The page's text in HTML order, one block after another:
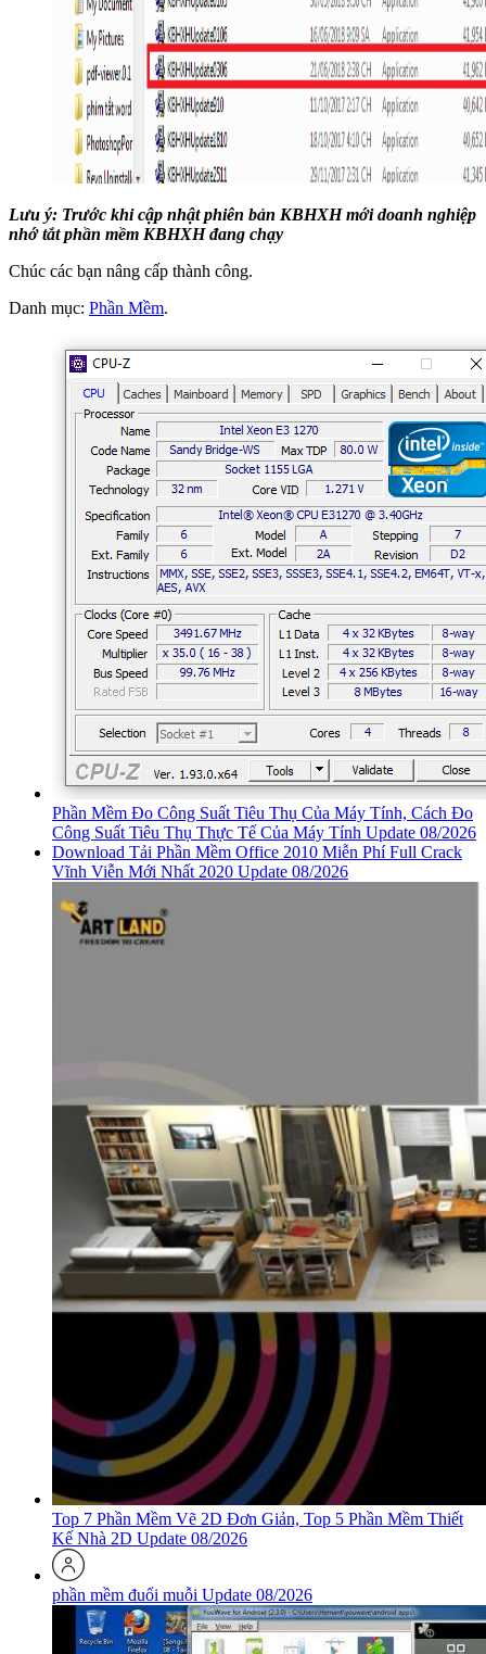
Lưu ý: Trước khi cập nhật phiên bản KBHXH mới doanh nghiệp
nhớ tắt phần mềm KBHXH đang chạy
Chúc các bạn nâng cấp thành công.
Danh mục: Phần Mềm.
Phần Mềm Đo Công Suất Tiêu Thụ Của Máy Tính, Cách Đo
Công Suất Tiêu Thụ Thực Tế Của Máy Tính Update 08/2026
Download Tải Phần Mềm Office 2010 Miễn Phí Full Crack
Vĩnh Viễn Mới Nhất 2020 Update 08/2026
Top 7 Phần Mềm Vẽ 2D Đơn Giản, Top 5 Phần Mềm Thiết
Kế Nhà 2D Update 08/2026
phần mềm đuổi muỗi Update 08/2026